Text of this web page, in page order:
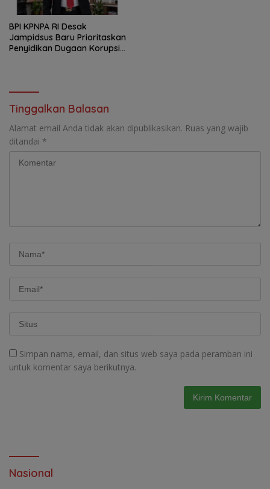
BPI KPNPA RI Desak
Jampidsus Baru Prioritaskan
Penyidikan Dugaan Korupsi
Tinggalkan Balasan
Alamat email Anda tidak akan dipublikasikan. Ruas yang wajib
ditandai *
Simpan nama, email, dan situs web saya pada peramban ini
untuk komentar saya berikutnya.
Nasional